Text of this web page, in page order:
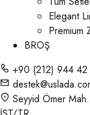
Elegant
Premium
BROŞ
+90 (212) 944
Seyyid Ömer